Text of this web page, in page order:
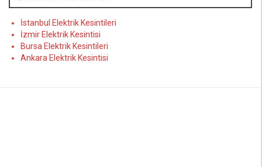
İstanbul Elektrik Kesintileri
İzmir Elektrik Kesintisi
Bursa Elektrik Kesintileri
Ankara Elektrik Kesintisi